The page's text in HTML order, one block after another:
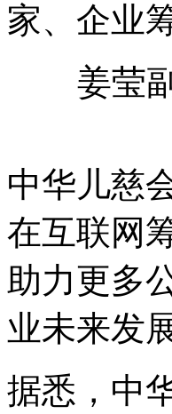
家、企业
姜莹
中华儿慈
在互联网
助力更多
业未来发
据悉，中